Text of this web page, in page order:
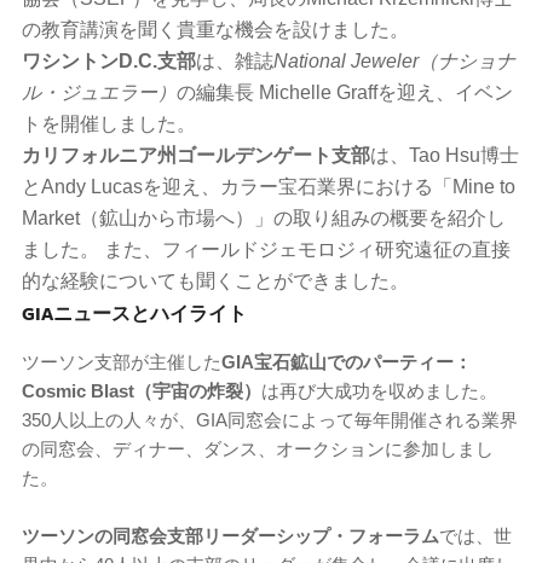
の教育講演を聞く貴重な機会を設けました。
ワシントンD.C.支部は、雑誌National Jeweler（ナショナ
ル・ジュエラー） の編集長 Michelle Graffを迎え、イベン
トを開催しました。
カリフォルニア州ゴールデンゲート支部は、Tao Hsu博士
とAndy Lucasを迎え、カラー宝石業界における「Mine to
Market（鉱山から市場へ）」の取り組みの概要を紹介し
ました。 また、フィールドジェモロジィ研究遠征の直接
的な経験についても聞くことができました。
GIAニュースとハイライト
ツーソン支部が主催したGIA宝石鉱山でのパーティー：
Cosmic Blast（宇宙の炸裂） は再び大成功を収めました。
350人以上の人々が、GIA同窓会によって毎年開催される業界
の同窓会、ディナー、ダンス、オークションに参加しまし
た。
ツーソンの同窓会支部リーダーシップ・フォーラムでは、世